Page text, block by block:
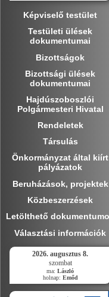
Képviselő testület
Testületi ülések
dokumentumai
Bizottságok
Bizottsági ülések
dokumentumai
Hajdúszoboszlói
Polgármesteri Hivatal
Rendeletek
Társulás
Önkormányzat által kiírt
pályázatok
Beruházások, projektek
Közbeszerzések
Letölthető
Választási információk
2026. augusztus 8.
szombat
ma: László
holnap: Emőd